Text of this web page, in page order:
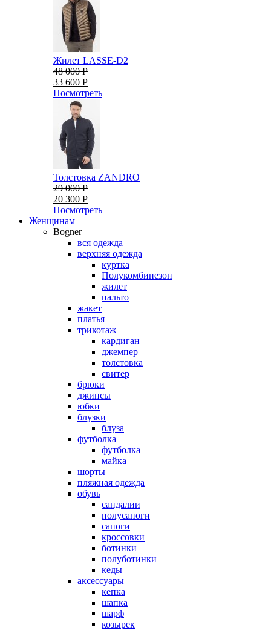
Жилет LASSE-D2
48 000 Р
33 600 Р
Посмотреть
Толстовка ZANDRO
29 000 Р
20 300 Р
Посмотреть
Женщинам
Bogner
вся одежда
верхняя одежда
куртка
Полукомбинезон
жилет
пальто
жакет
платья
трикотаж
кардиган
джемпер
толстовка
свитер
брюки
джинсы
юбки
блузки
блуза
футболка
футболка
майка
шорты
пляжная одежда
oбувь
сандалии
полусапоги
сапоги
кроссовки
ботинки
полуботинки
кеды
аксессуары
кепка
шапка
шарф
козырек